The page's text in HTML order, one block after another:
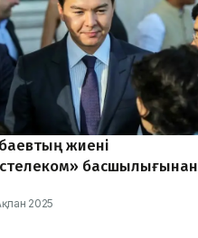
жиені
басшылығынан
2025